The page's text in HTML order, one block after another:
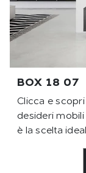
BOX 18 07
Clicca e
desideri
è la scelta